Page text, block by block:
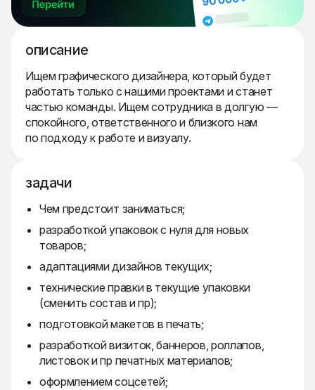
описание
Ищем графического дизайнера, который будет
работать только с нашими проектами и станет
частью команды. Ищем сотрудника в долгую —
спокойного, ответственного и близкого нам
по подходу к работе и визуалу.
задачи
Чем предстоит заниматься;
разработкой упаковок с нуля для новых
товаров;
адаптациями дизайнов текущих;
технические правки в текущие упаковки
(сменить состав и пр);
подготовкой макетов в печать;
разработкой визиток, баннеров, роллапов,
листовок и пр печатных материалов;
оформлением соцсетей;